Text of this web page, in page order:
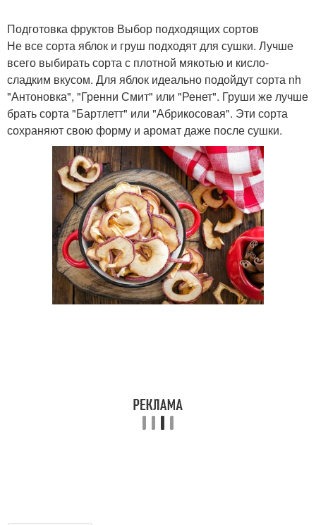
Подготовка фруктов Выбор подходящих сортов
Не все сорта яблок и груш подходят для сушки. Лучше
всего выбирать сорта с плотной мякотью и кисло-
сладким вкусом. Для яблок идеально подойдут сорта nh
"Антоновка", "Гренни Смит" или "Ренет". Груши же лучше
брать сорта "Бартлетт" или "Абрикосовая". Эти сорта
сохраняют свою форму и аромат даже после сушки.